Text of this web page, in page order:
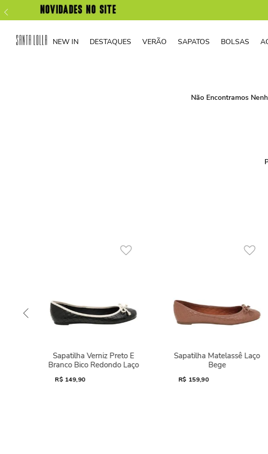
NEW IN DESTAQUES VERÃO SAPATOS BOLSAS
Não Encontramos
Sapatilha Verniz Preto E
Branco Bico Redondo Laço
R$ 149,90
Sapatilha Matelassê Laço
Bege
R$ 159,90